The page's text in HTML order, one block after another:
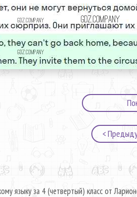
<
языку за 4 (четвертый) класс от